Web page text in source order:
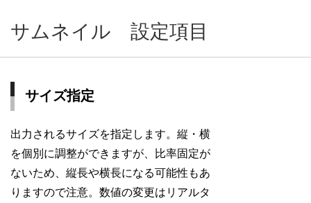
サムネイル 設定項目
サイズ指定
出力されるサイズを指定します。縦・横
を個別に調整ができますが、比率固定が
ないため、縦長や横長になる可能性もあ
りますので注意。数値の変更はリアルタ